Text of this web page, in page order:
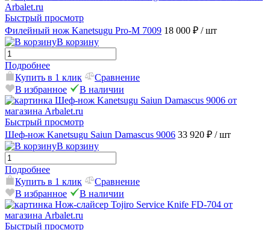
Быстрый просмотр
Филейный нож Kanetsugu Pro-M 7009 18 000 ₽ / шт
В корзину
Подробнее
Купить в 1 клик
Сравнение
В избранное
В наличии
Быстрый просмотр
Шеф-нож Kanetsugu Saiun Damascus 9006 33 920 ₽ / шт
В корзину
Подробнее
Купить в 1 клик
Сравнение
В избранное
В наличии
Быстрый просмотр